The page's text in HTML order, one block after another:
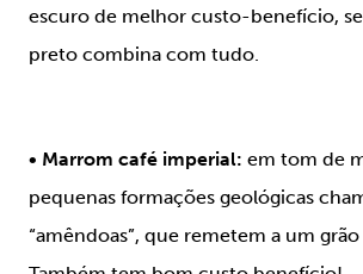
escuro de melhor custo-benefício,
preto combina com tudo.
• Marrom café imperial: em tom de
pequenas formações geológicas
“amêndoas”, que remetem a um